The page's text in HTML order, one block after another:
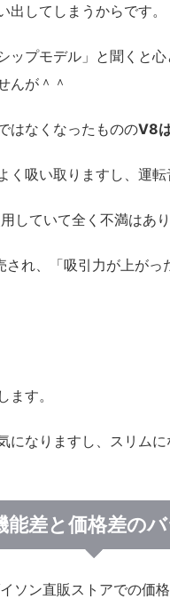
してしまうからです。
ップモデル」と聞くと
んが＾＾
はなくなったもののV8
吸い取りますし、運転
していて全く不満はあり
れ、「吸引力が上がっ
す。
になりますし、スリム
能差と価格差の
ン直販ストアでの価格